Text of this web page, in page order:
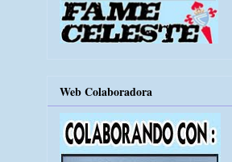
Web Colaboradora